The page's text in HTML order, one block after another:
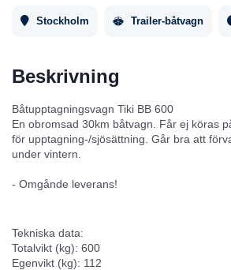
Stockholm Trailer-båtvagn
Beskrivning
Båtupptagningsvagn Tiki BB 600
En obromsad 30km båtvagn. Får ej köras
för upptagning-/sjösättning. Går bra att
under vintern.
- Omgånde leverans!
Tekniska data:
Totalvikt (kg): 600
Egenvikt (kg): 112